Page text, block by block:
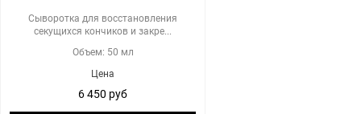
Сыворотка для восстановления
секущихся кончиков и закре...
Объем: 50 мл
Цена
6 450 руб